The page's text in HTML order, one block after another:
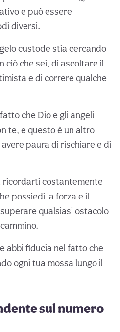
e può essere
diversi.
custode stia cercando
ciò che sei, di ascoltare il
e di correre qualche
che Dio e gli angeli
te, e questo è un altro
paura di rischiare e di
ricordarti costantemente
possiedi la forza e il
qualsiasi ostacolo
abbi fiducia nel fatto che
ogni tua mossa lungo il
sul numero